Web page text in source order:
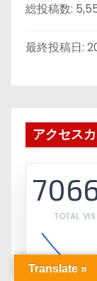
総投稿数:
最終投稿日:
アクセス
TOTAL
Translate »